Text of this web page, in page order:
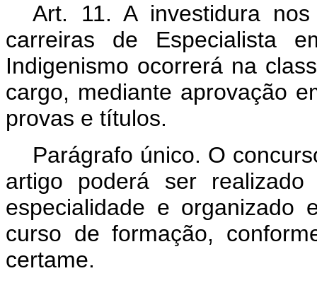
Art. 11. A investidura
carreiras de Especialista
Indigenismo ocorrerá na
cargo, mediante aprovação
provas e títulos.
Parágrafo único. O
artigo poderá ser
especialidade e
curso de formação,
certame.